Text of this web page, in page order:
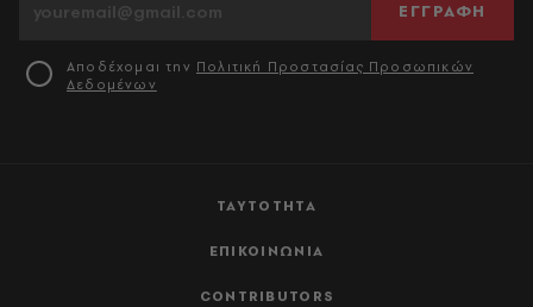
ΤΑΥΤΟΤΗΤΑ
ΕΠΙΚΟΙΝΩΝΙΑ
CONTRIBUTORS
ΕΓΓΡΑΦΗ
Αποδέχομαι την Πολιτική Προστασίας Προσωπικών
Δεδομένων